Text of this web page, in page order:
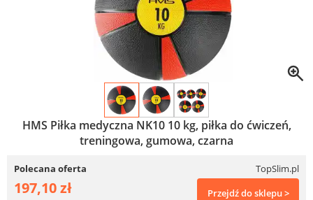
HMS Piłka medyczna NK10 10 kg, piłka do ćwiczeń,
treningowa, gumowa, czarna
Polecana oferta TopSlim.pl
197,10 zł Przejdź do sklepu >